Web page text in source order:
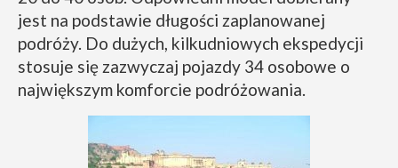
jest na podstawie długości zaplanowanej
podróży. Do dużych, kilkudniowych ekspedycji
stosuje się zazwyczaj pojazdy 34 osobowe o
największym komforcie podróżowania.